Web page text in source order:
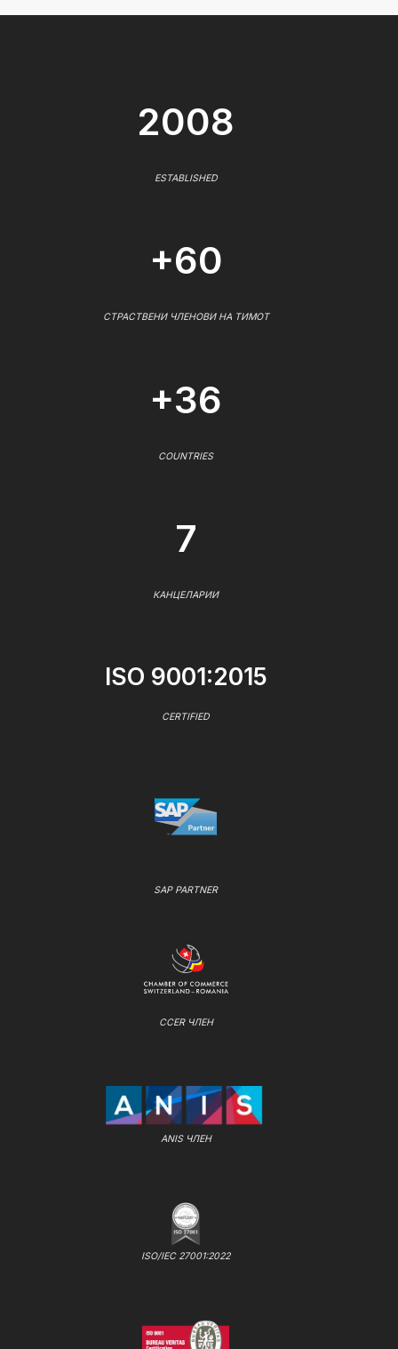
2008
ESTABLISHED
+60
СТРАСТВЕНИ ЧЛЕНОВИ НА ТИМОТ
+36
COUNTRIES
7
КАНЦЕЛАРИИ
ISO 9001:2015
CERTIFIED
SAP PARTNER
CCER ЧЛЕН
ANIS ЧЛЕН
ISO/IEC 27001:2022